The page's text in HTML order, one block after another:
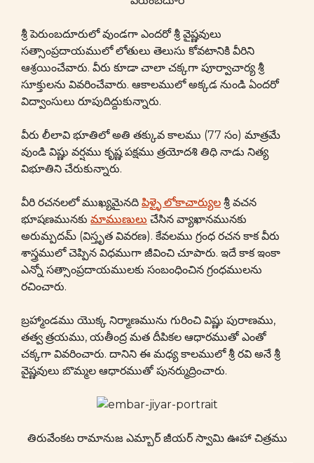
శ్రీ పెరుంబదూరులో వుండగా ఎందరో శ్రీ వైష్ణవులు
సత్సాంప్రదాయములో లోతులు తెలుసు కోవటానికి వీరిని
ఆశ్రయించేవారు. వీరు కూడా చాలా చక్కగా పూర్వాచార్య శ్రీ
సూక్తులను వివరించేవారు. ఆకాలములో అక్కడ నుండి ఏందరో
విద్వాంసులు రూపుదిద్దుకున్నారు.
వీరు లీలావి భూతిలో అతి తక్కువ కాలము (77 సం) మాత్రమే
వుండి విష్ణు వర్షము కృష్ణ పక్షము త్రయోదశి తిధి నాడు నిత్య
విభూతిని చేరుకున్నారు.
వీరి రచనలలో ముఖ్యమైనది పిళ్ళై లోకాచార్యుల శ్రీ వచన
భూషణమునకు మాముణులు చేసిన వ్యాఖానమునకు
అరుమ్పదమ్ (విస్తృత వివరణ). కేవలము గ్రంధ రచన కాక వీరు
శాస్త్రములో చెప్పిన విధముగా జీవించి చూపారు. ఇదే కాక ఇంకా
ఎన్నో సత్సాంప్రదాయములకు సంబంధించిన గ్రంధములను
రచించారు.
బ్రహ్మాండము యొక్క నిర్మాణమును గురించి విష్ణు పురాణము,
తత్వ త్రయము, యతీంద్ర మత దీపికల ఆధారముతో ఎంతో
చక్కగా వివరించారు. దానిని ఈ మధ్య కాలములో శ్రీ రవి అనే శ్రీ
వైష్ణవులు బొమ్మల ఆధారముతో పునర్ముద్రించారు.
తిరువేంకట రామానుజ ఎమ్బార్ జీయర్ స్వామి ఊహా చిత్రము